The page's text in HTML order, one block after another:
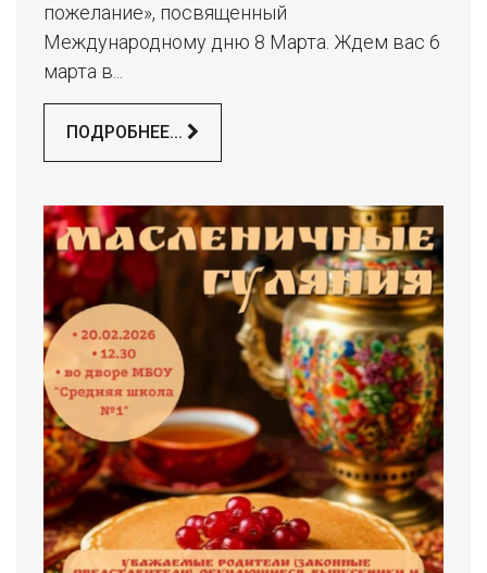
пожелание», посвященный
Международному дню 8 Марта. Ждем вас 6
марта в...
ПОДРОБНЕЕ...